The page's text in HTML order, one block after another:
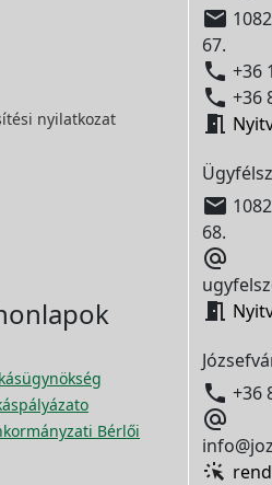
nyilatkozat
Bérlői

67.
 +36
 +36


68.


 +36
